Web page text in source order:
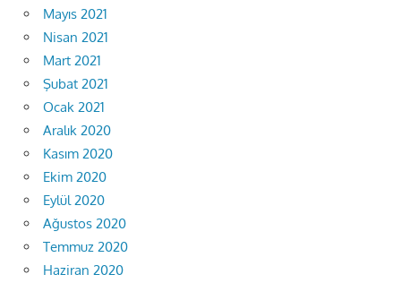
Mayıs 2021
Nisan 2021
Mart 2021
Şubat 2021
Ocak 2021
Aralık 2020
Kasım 2020
Ekim 2020
Eylül 2020
Ağustos 2020
Temmuz 2020
Haziran 2020